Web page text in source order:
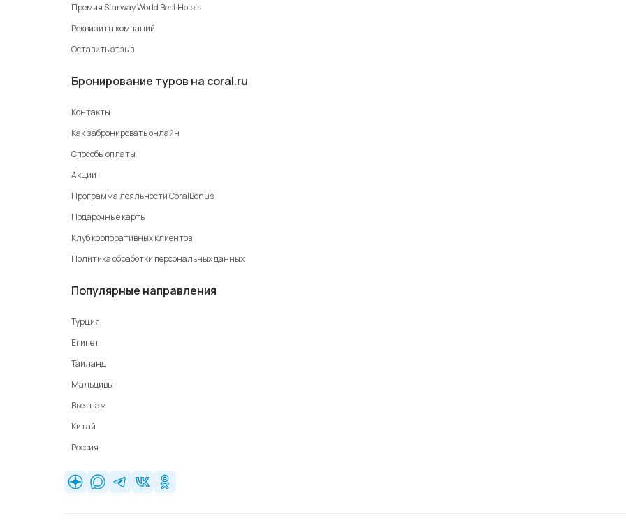
Премия Starway World Best Hotels
Реквизиты компаний
Оставить отзыв
Бронирование туров на coral.ru
Контакты
Как забронировать онлайн
Способы оплаты
Акции
Программа лояльности CoralBonus
Подарочные карты
Клуб корпоративных клиентов
Политика обработки персональных данных
Популярные направления
Турция
Египет
Таиланд
Мальдивы
Вьетнам
Китай
Россия